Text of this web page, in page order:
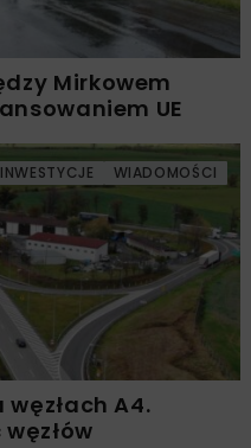
Mirkowem
UE
INWESTYCJE WIADOMOŚCI
A4.